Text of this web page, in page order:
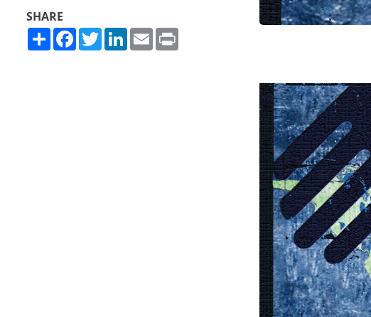
SHARE
ShareFacebook
TwitterLinkedIn
Email